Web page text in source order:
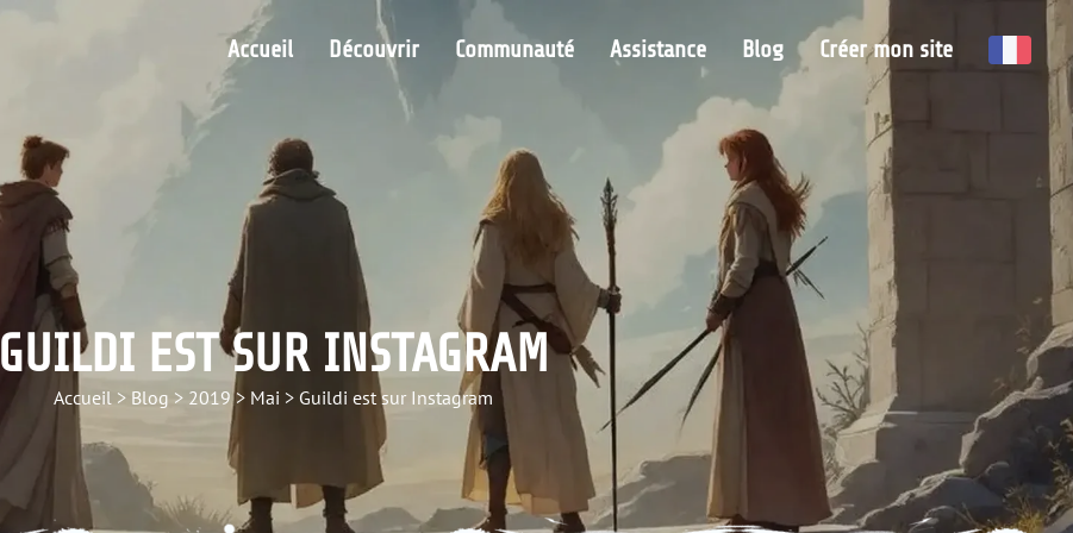
Accueil Découvrir Communauté Assistance Blog Créer mon site
GUILDI EST SUR INSTAGRAM
Accueil > Blog > 2019 > Mai > Guildi est sur Instagram